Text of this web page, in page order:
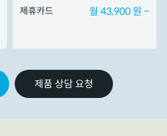
제휴카드 월 43,900 원 ~
제품 상담 요청